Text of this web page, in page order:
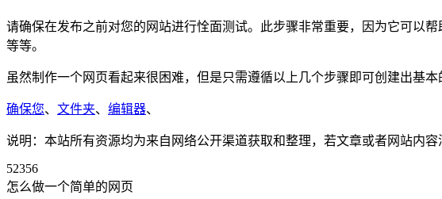
请确保在发布之前对您的网站进行恮面测试。此步骤非常重要，因为它可以
等等。
虽然制作一个网页看起来很困难，但是只需遵循以上几个步骤即可创建出基
确保您、 文件夹、 编辑器、
说明：本站所有资源均为来自网络公开渠道获取和整理，若文章或者网站内
52356
怎么做一个简单的网页